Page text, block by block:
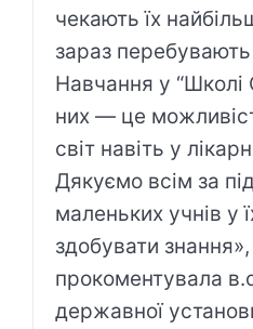
чекають їх
зараз перебувають
Навчання у “Школі
них — це
світ навіть у
Дякуємо всім за
маленьких учнів у
здобувати
прокоментувала
державної